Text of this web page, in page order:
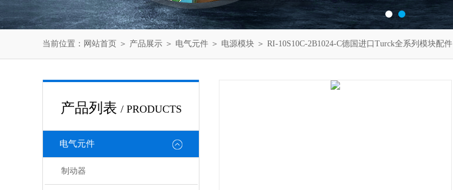
当前位置： 网站首页 ＞ 产品展示 ＞ 电气元件 ＞ 电源模块 ＞ RI-10S10C-2B1024-C德国进口Turck全系列模块配件
产品列表 / PRODUCTS
电气元件
制动器